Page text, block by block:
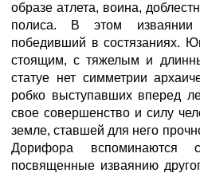
образе атлета, воина,
полиса. В этом изваянии
победивший в состязаниях.
стоящим, с тяжелым и
статуе нет симметрии
робко выступавших вперед
свое совершенство и силу
земле, ставшей для него
Дорифора вспоминаются
посвященные изваянию